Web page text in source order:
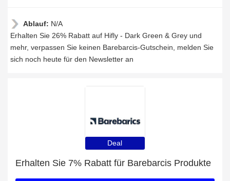
Ablauf: N/A
Erhalten Sie 26% Rabatt auf Hifly - Dark Green & Grey und
mehr, verpassen Sie keinen Barebarcis-Gutschein, melden Sie
sich noch heute für den Newsletter an
Deal
Erhalten Sie 7% Rabatt für Barebarcis Produkte